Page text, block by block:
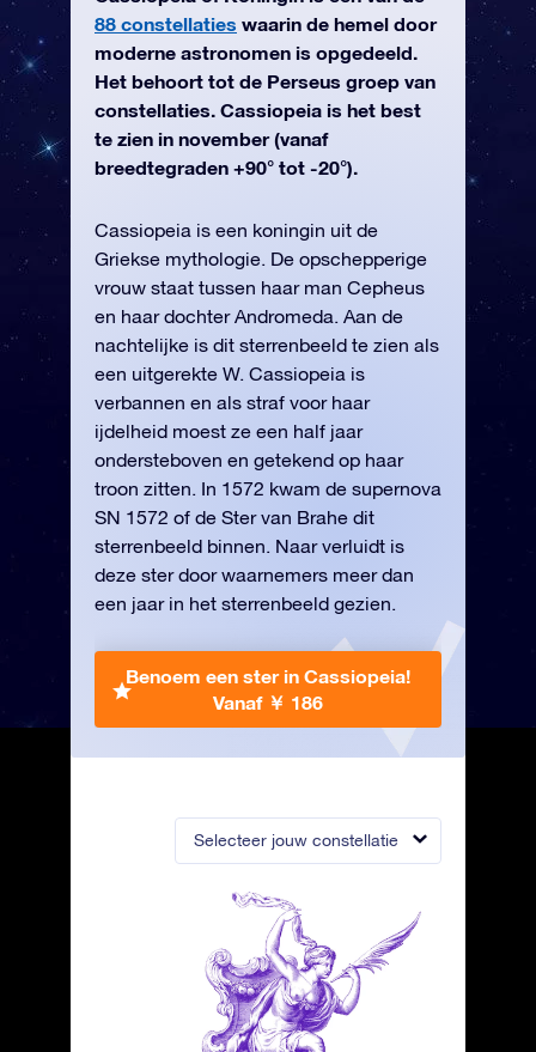
Selecteer jouw constellatie
88 constellaties waarin de hemel door
moderne astronomen is opgedeeld.
Het behoort tot de Perseus groep van
constellaties. Cassiopeia is het best
te zien in november (vanaf
breedtegraden +90° tot -20°).
Cassiopeia is een koningin uit de
Griekse mythologie. De opschepperige
vrouw staat tussen haar man Cepheus
en haar dochter Andromeda. Aan de
nachtelijke is dit sterrenbeeld te zien als
een uitgerekte W. Cassiopeia is
verbannen en als straf voor haar
ijdelheid moest ze een half jaar
ondersteboven en getekend op haar
troon zitten. In 1572 kwam de supernova
SN 1572 of de Ster van Brahe dit
sterrenbeeld binnen. Naar verluidt is
deze ster door waarnemers meer dan
een jaar in het sterrenbeeld gezien.
Benoem een ster in Cassiopeia!
Vanaf ￥ 186